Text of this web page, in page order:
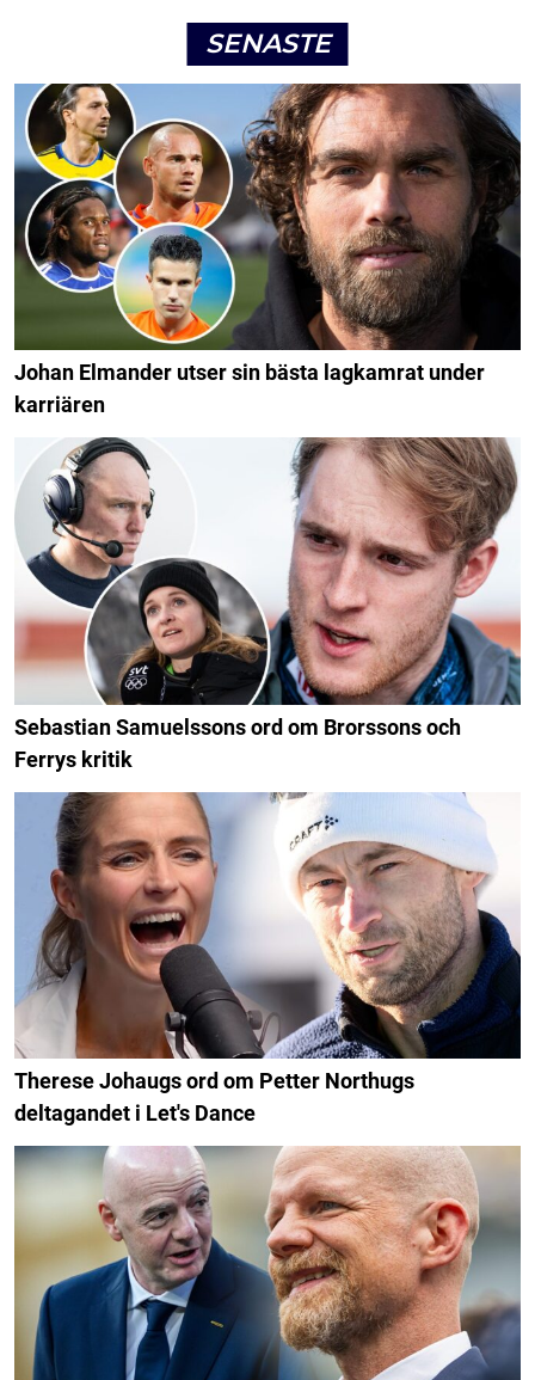
SENASTE
Johan Elmander utser sin bästa lagkamrat under
karriären
Sebastian Samuelssons ord om Brorssons och
Ferrys kritik
Therese Johaugs ord om Petter Northugs
deltagandet i Let's Dance